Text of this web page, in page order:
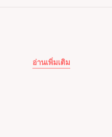
อ่านเพิ่มเติม